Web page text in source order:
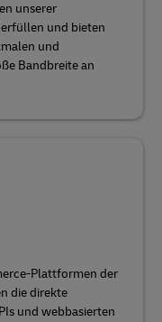
unserer
und bieten
und
Bandbreite an
Plattformen der
die direkte
und webbasierten